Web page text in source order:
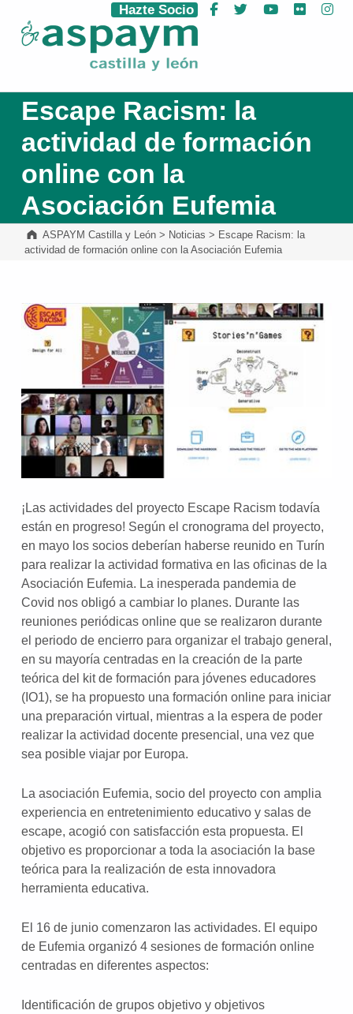
ASPAYM Castilla y León
Hazte Socio Facebook
Twitter YouTube
Flickr
Escape Racism: la
actividad de formación
online con la
Asociación Eufemia
ASPAYM Castilla y León> Noticias > Escape Racism: la
actividad de formación online con la Asociación Eufemia
¡Las actividades del proyecto Escape Racism todavía
están en progreso! Según el cronograma del proyecto,
en mayo los socios deberían haberse reunido en Turín
para realizar la actividad formativa en las oficinas de la
Asociación Eufemia. La inesperada pandemia de
Covid nos obligó a cambiar lo planes. Durante las
reuniones periódicas online que se realizaron durante
el periodo de encierro para organizar el trabajo general,
en su mayoría centradas en la creación de la parte
teórica del kit de formación para jóvenes educadores
(IO1), se ha propuesto una formación online para iniciar
una preparación virtual, mientras a la espera de poder
realizar la actividad docente presencial, una vez que
sea posible viajar por Europa.
La asociación Eufemia, socio del proyecto con amplia
experiencia en entretenimiento educativo y salas de
escape, acogió con satisfacción esta propuesta. El
objetivo es proporcionar a toda la asociación la base
teórica para la realización de esta innovadora
herramienta educativa.
El 16 de junio comenzaron las actividades. El equipo
de Eufemia organizó 4 sesiones de formación online
centradas en diferentes aspectos:
Identificación de grupos objetivo y objetivos